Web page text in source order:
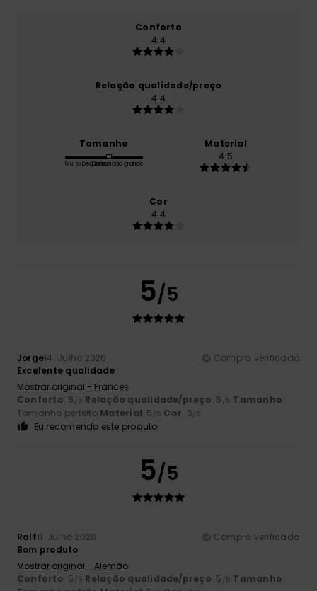
Conforto
4.4
Relação qualidade/preço
4.4
Tamanho
Muito pequenoDemasiado grande
Material
4.5
Cor
4.4
5/5
Jorge14. Julho 2026
Compra verificada
Excelente qualidade
Mostrar original - Francês
Conforto: 5 /5 Relação qualidade/preço: 5 /5 Tamanho:
Tamanho perfeito Material: 5 /5 Cor: 5/5
Eu recomendo este produto
5/5
Ralf11. Julho 2026
Compra verificada
Bom produto
Mostrar original - Alemão
Conforto: 5 /5 Relação qualidade/preço: 5 /5 Tamanho: